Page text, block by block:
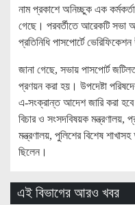
নাম প্রকাশে অনিচ্ছুক এক
গেছে। পরবর্তীতে আরেকটি সভা
প্রতিনিধি পাসপোর্টে
জানা গেছে, সভায় পাসপোর্ট
প্রণয়ন করা হয়। উপদেষ্টা
এ-সংক্রান্ত আদেশ জারি করা
বিচার ও সংসদবিষয়ক মন্ত্রণালয়,
মন্ত্রণালয়, পুলিশের বিশেষ
ছিলেন।
এই বিভাগের আরও খবর